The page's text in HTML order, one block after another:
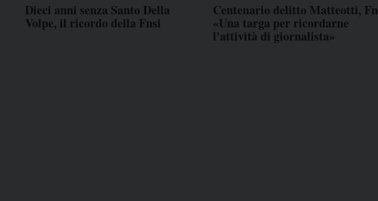
Dieci anni senza Santo Della
Volpe, il ricordo della Fnsi
Centenario delitto Matteotti,
«Una targa per ricordarne
l'attività di giornalista»